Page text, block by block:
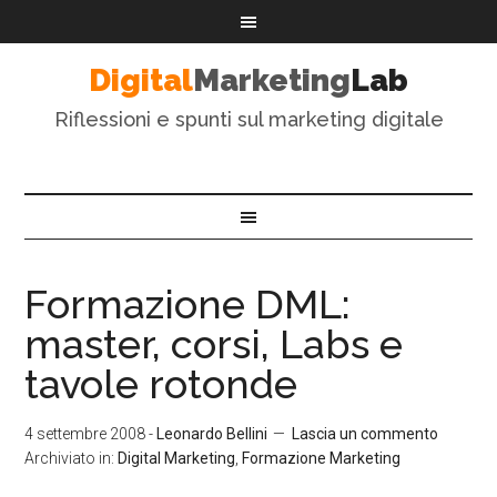
DigitalMarketingLab
Riflessioni e spunti sul marketing digitale
Formazione DML:
master, corsi, Labs e
tavole rotonde
4 settembre 2008- Leonardo Bellini
Lascia un commento
Archiviato in: Digital Marketing Formazione Marketing